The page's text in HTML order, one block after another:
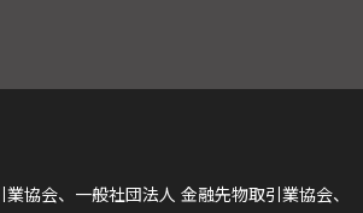
協会、一般社団法人 金融先物取引業協会、